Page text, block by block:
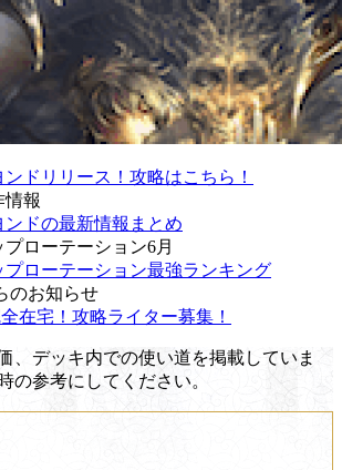
ドリリース！攻略はこちら！
情報
ンドの最新情報まとめ
ローテーション6月
プローテーション最強ランキング
のお知らせ
在宅！攻略ライター募集！
、デッキ内での使い道を掲載していま
の参考にしてください。